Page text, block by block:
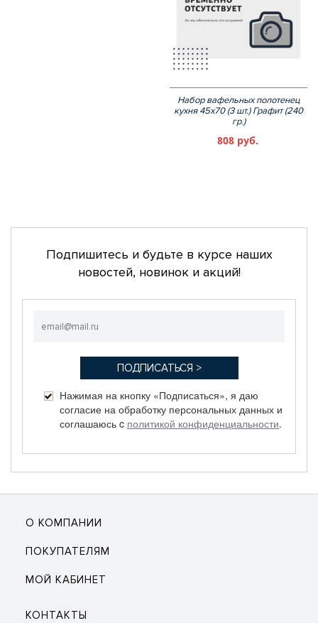
Набор вафельных полотенец
кухня 45х70 (3 шт.) Графит (240
гр.)
808 руб.
Подпишитесь и будьте в курсе наших
новостей, новинок и акций!
Нажимая на кнопку «Подписаться», я даю
согласие на обработку персональных данных и
соглашаюсь c политикой конфиденциальности.
О КОМПАНИИ
ПОКУПАТЕЛЯМ
МОЙ КАБИНЕТ
КОНТАКТЫ